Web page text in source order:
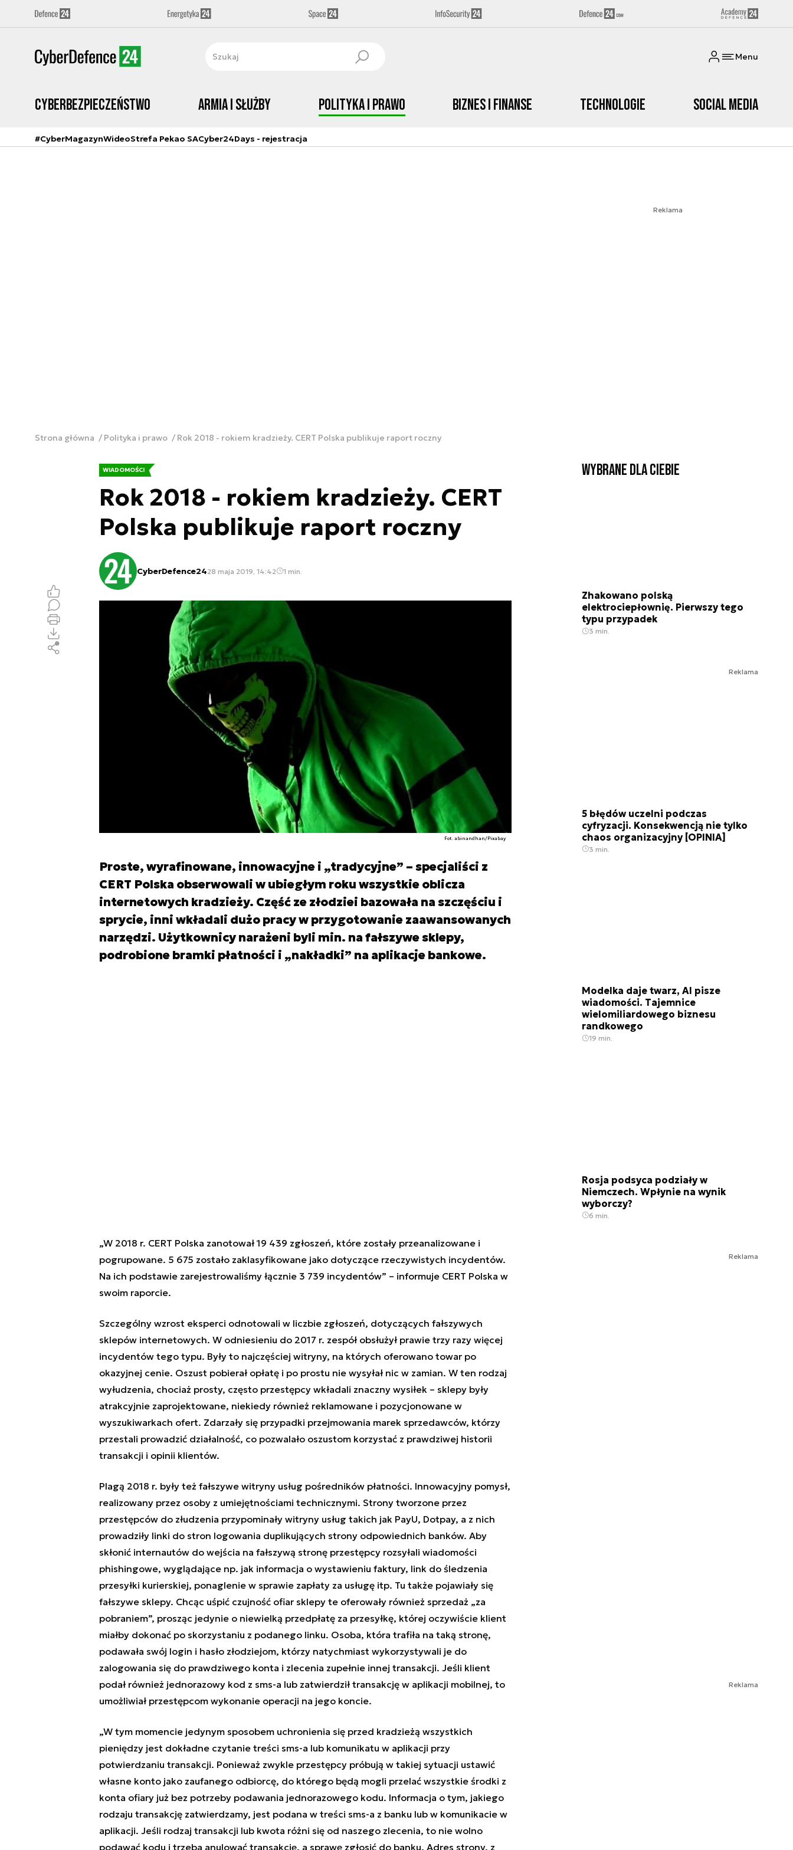
Menu
Cyberbezpieczeństwo Armia i Służby Polityka i prawo Biznes i Finanse Technologie Social media
#CyberMagazynWideoStrefa Pekao SACyber24Days - rejestracja
Reklama
Strona główna Polityka i prawo Rok 2018 - rokiem kradzieży. CERT Polska publikuje raport roczny
WIADOMOŚCI
Rok 2018 - rokiem kradzieży. CERT
Polska publikuje raport roczny
CyberDefence2428 maja 2019, 14:42 1 min.
Fot. abinandhan/Pixabay
Proste, wyrafinowane, innowacyjne i „tradycyjne” – specjaliści z
CERT Polska obserwowali w ubiegłym roku wszystkie oblicza
internetowych kradzieży. Część ze złodziei bazowała na szczęściu i
sprycie, inni wkładali dużo pracy w przygotowanie zaawansowanych
narzędzi. Użytkownicy narażeni byli min. na fałszywe sklepy,
podrobione bramki płatności i „nakładki” na aplikacje bankowe.
„W 2018 r. CERT Polska zanotował 19 439 zgłoszeń, które zostały przeanalizowane i
pogrupowane. 5 675 zostało zaklasyfikowane jako dotyczące rzeczywistych incydentów.
Na ich podstawie zarejestrowaliśmy łącznie 3 739 incydentów” – informuje CERT Polska w
swoim raporcie.
Szczególny wzrost eksperci odnotowali w liczbie zgłoszeń, dotyczących fałszywych
sklepów internetowych. W odniesieniu do 2017 r. zespół obsłużył prawie trzy razy więcej
incydentów tego typu. Były to najczęściej witryny, na których oferowano towar po
okazyjnej cenie. Oszust pobierał opłatę i po prostu nie wysyłał nic w zamian. W ten rodzaj
wyłudzenia, chociaż prosty, często przestępcy wkładali znaczny wysiłek – sklepy były
atrakcyjnie zaprojektowane, niekiedy również reklamowane i pozycjonowane w
wyszukiwarkach ofert. Zdarzały się przypadki przejmowania marek sprzedawców, którzy
przestali prowadzić działalność, co pozwalało oszustom korzystać z prawdziwej historii
transakcji i opinii klientów.
Plagą 2018 r. były też fałszywe witryny usług pośredników płatności. Innowacyjny pomysł,
realizowany przez osoby z umiejętnościami technicznymi. Strony tworzone przez
przestępców do złudzenia przypominały witryny usług takich jak PayU, Dotpay, a z nich
prowadziły linki do stron logowania duplikujących strony odpowiednich banków. Aby
skłonić internautów do wejścia na fałszywą stronę przestępcy rozsyłali wiadomości
phishingowe, wyglądające np. jak informacja o wystawieniu faktury, link do śledzenia
przesyłki kurierskiej, ponaglenie w sprawie zapłaty za usługę itp. Tu także pojawiały się
fałszywe sklepy. Chcąc uśpić czujność ofiar sklepy te oferowały również sprzedaż „za
pobraniem”, prosząc jedynie o niewielką przedpłatę za przesyłkę, której oczywiście klient
miałby dokonać po skorzystaniu z podanego linku. Osoba, która trafiła na taką stronę,
podawała swój login i hasło złodziejom, którzy natychmiast wykorzystywali je do
zalogowania się do prawdziwego konta i zlecenia zupełnie innej transakcji. Jeśli klient
podał również jednorazowy kod z sms-a lub zatwierdził transakcję w aplikacji mobilnej, to
umożliwiał przestępcom wykonanie operacji na jego koncie.
„W tym momencie jedynym sposobem uchronienia się przed kradzieżą wszystkich
pieniędzy jest dokładne czytanie treści sms-a lub komunikatu w aplikacji przy
potwierdzaniu transakcji. Ponieważ zwykle przestępcy próbują w takiej sytuacji ustawić
własne konto jako zaufanego odbiorcę, do którego będą mogli przelać wszystkie środki z
konta ofiary już bez potrzeby podawania jednorazowego kodu. Informacja o tym, jakiego
rodzaju transakcję zatwierdzamy, jest podana w treści sms-a z banku lub w komunikacie w
aplikacji. Jeśli rodzaj transakcji lub kwota różni się od naszego zlecenia, to nie wolno
podawać kodu i trzeba anulować transakcję, a sprawę zgłosić do banku. Adres strony, z
Wybrane dla Ciebie
Zhakowano polską
elektrociepłownię. Pierwszy tego
typu przypadek
3 min.
Reklama
5 błędów uczelni podczas
cyfryzacji. Konsekwencją nie tylko
chaos organizacyjny [OPINIA]
3 min.
Modelka daje twarz, AI pisze
wiadomości. Tajemnice
wielomiliardowego biznesu
randkowego
19 min.
Rosja podsyca podziały w
Niemczech. Wpłynie na wynik
wyborczy?
6 min.
Reklama
Reklama